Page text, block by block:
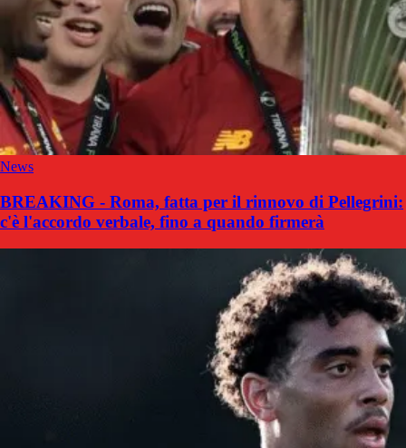
News
BREAKING - Roma, fatta per il rinnovo di Pellegrini:
c'è l'accordo verbale, fino a quando firmerà